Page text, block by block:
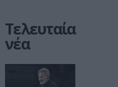
Τελευταία
νέα